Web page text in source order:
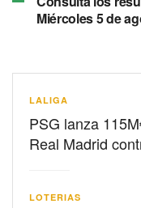
Miércoles 5 de
LALIGA
PSG lanza
Real Madrid
LOTERIAS